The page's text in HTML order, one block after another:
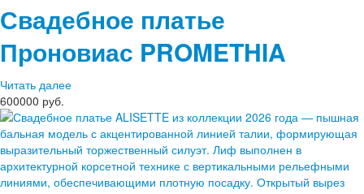
Свадебное платье
Проновиас PROMETHIA
Читать далее
600000 руб.